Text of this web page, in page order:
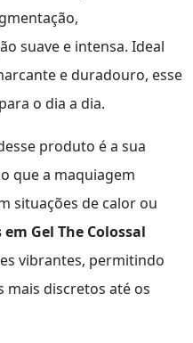
suave e intensa. Ideal
e duradouro, esse
o dia a dia.
produto é a sua
que a maquiagem
situações de calor ou
em Gel The Colossal
vibrantes, permitindo
mais discretos até os